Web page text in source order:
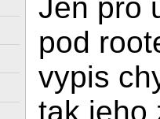
Jen pro
pod
vypis
tak jeho